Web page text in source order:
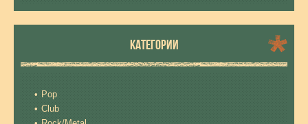
КАТЕГОРИИ
Pop
Club